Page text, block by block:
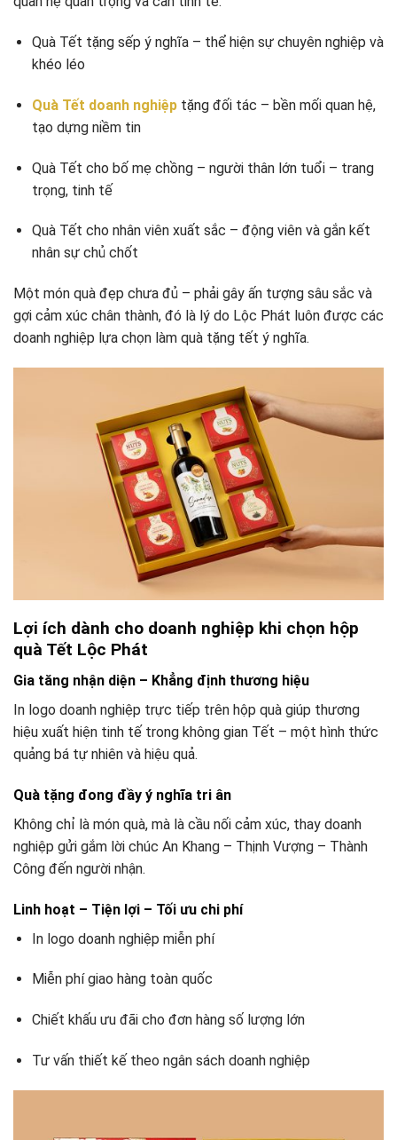
Quà Tết tặng sếp ý nghĩa – thể hiện sự chuyên nghiệp và
khéo léo
Quà Tết doanh nghiệptặng đối tác – bền mối quan hệ,
tạo dựng niềm tin
Quà Tết cho bố mẹ chồng – người thân lớn tuổi – trang
trọng, tinh tế
Quà Tết cho nhân viên xuất sắc – động viên và gắn kết
nhân sự chủ chốt
Một món quà đẹp chưa đủ – phải gây ấn tượng sâu sắc và
gợi cảm xúc chân thành, đó là lý do Lộc Phát luôn được các
doanh nghiệp lựa chọn làm quà tặng tết ý nghĩa.
Lợi ích dành cho doanh nghiệp khi chọn hộp
quà Tết Lộc Phát
Gia tăng nhận diện – Khẳng định thương hiệu
In logo doanh nghiệp trực tiếp trên hộp quà giúp thương
hiệu xuất hiện tinh tế trong không gian Tết – một hình thức
quảng bá tự nhiên và hiệu quả.
Quà tặng đong đầy ý nghĩa tri ân
Không chỉ là món quà, mà là cầu nối cảm xúc, thay doanh
nghiệp gửi gắm lời chúc An Khang – Thịnh Vượng – Thành
Công đến người nhận.
Linh hoạt – Tiện lợi – Tối ưu chi phí
In logo doanh nghiệp miễn phí
Miễn phí giao hàng toàn quốc
Chiết khấu ưu đãi cho đơn hàng số lượng lớn
Tư vấn thiết kế theo ngân sách doanh nghiệp